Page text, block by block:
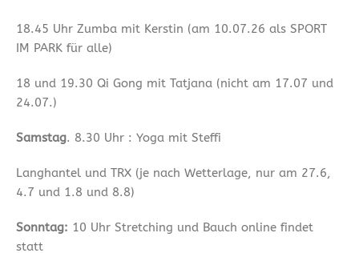
18.45 Uhr Zumba mit Kerstin (am 10.07.26 als SPORT
IM PARK für alle)
18 und 19.30 Qi Gong mit Tatjana (nicht am 17.07 und
24.07.)
Samstag. 8.30 Uhr : Yoga mit Steffi
Langhantel und TRX (je nach Wetterlage, nur am 27.6,
4.7 und 1.8 und 8.8)
Sonntag: 10 Uhr Stretching und Bauch online findet
statt